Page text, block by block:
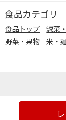
食品カテゴリ
食品トップ 惣菜
野菜・果物
米・